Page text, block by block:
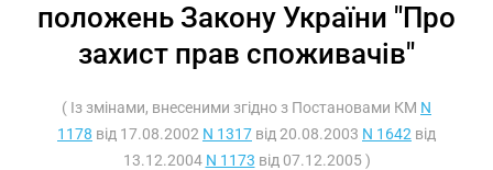
положень Закону України "Про
захист прав споживачів"
( Із змінами, внесеними згідно з Постановами КМ N
1178 від 17.08.2002 N 1317 від 20.08.2003 N 1642 від
13.12.2004 N 1173 від 07.12.2005 )